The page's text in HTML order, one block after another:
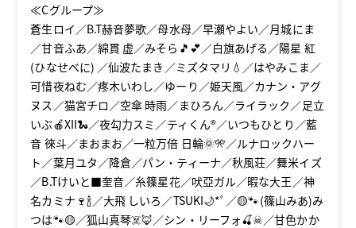
≪Cグループ≫
蒼生ロイ／B.T赫音夢歌／母水母／早瀬やよい／月城にま
／甘音ふあ／綿貫 虚／みそら🎵💕／白旗あげる／陽星 紅
(ひなせべに) ／仙波たまき／ミズタマリ💧／はやみこま／
可惜夜ねむ／疼木いわし／ゆーり／姫天風／カナン・アグ
ヌス／猫宮チロ／空傘 時雨／まひろん／ライラック／足立
いぶ🍎XII🐍／夜勾力スミ／ティくん®／いつもひとり／藍
音 徠斗／まおまお／一粒万倍 日輪🌞🎌／ルナロックハー
ト／葉月ユタ／降倉／パン・ティーナ／秋風荘／舞米イズ
／B.Tけいと■奎音／糸篠星花／吠亞ガル／暇な大王／神
名カミナ🍷🍾／大飛 しいろ／TSUKI🌙*ﾟ／🟡🐾(篠山みあ)み
つは🐾🟡／狐山真琴☠️🦊／シン・リーフォ🍒☠／甘色かか